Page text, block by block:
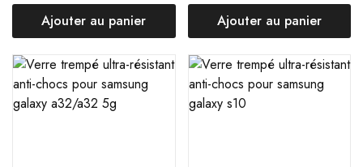
Ajouter au panier Ajouter au panier